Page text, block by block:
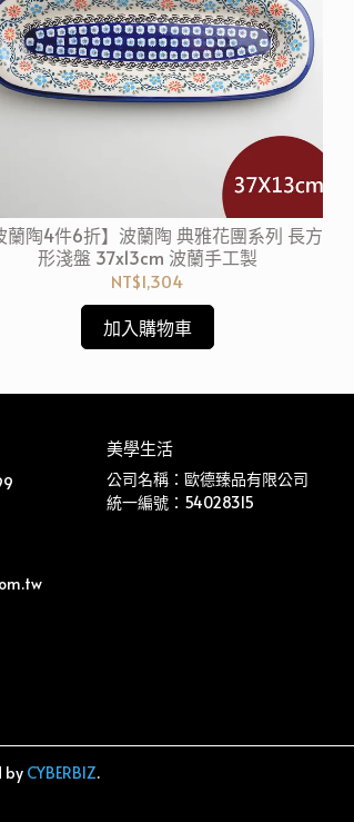
蘭陶4件6折】波蘭陶 典雅花團系列 長方
形淺盤 37x13cm 波蘭手工製
NT$1,304
加入購物車
美學生活
公司名稱：歐德臻品有限公司
統一編號：54028315
by CYBERBIZ.